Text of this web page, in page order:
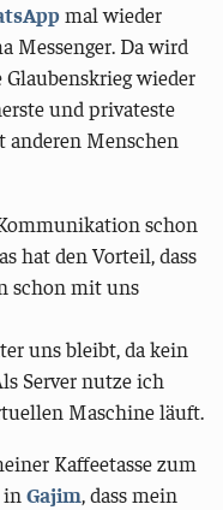
mal wieder
Messenger. Da wird
wieder
und privateste
Menschen
schon
hat den Vorteil, dass
schon mit uns
uns bleibt, da kein
Server nutze ich
Maschine läuft.
Kaffeetasse zum
inGajim, dass mein